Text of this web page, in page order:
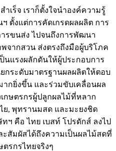
เร็จ เราก็ตั้งใจนำองค์ความรู้
ตั้งแต่การคัดเกรดผลผลิต การ
รขนส่ง ไปจนถึงการพัฒนา
ากสวน ส่งตรงถึงมือผู้บริโภค
นแรงผลักดันให้ผู้ประกอบการ
กระดับมาตรฐานผลผลิตให้ตอบ
กยิ่งขึ้น และร่วมขับเคลื่อนผล
กษตรกรผู้ปลูกผลไม้ที่หลาก
ย, พุทรานมสด และมะยงชิด
ฯ คือ ไทย เบสท์ โปรดักส์ ลงไป
สัมผัสได้ถึงความเป็นผลไม้สดที่
รกรไทยจริงๆ